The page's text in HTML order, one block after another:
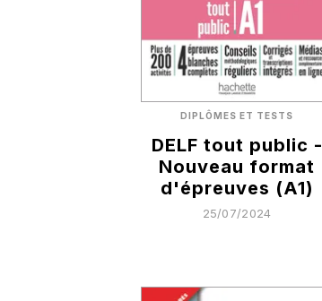
DIPLÔMES ET TESTS
DELF tout public -
Nouveau format
d'épreuves (A1)
25/07/2024